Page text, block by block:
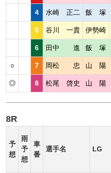
4 水崎 正二 飯 塚
5 谷川 一貴 伊勢崎
6 田中 進 飯 塚
○ 7 岡松 忠 山 陽
◎ 8 松尾 啓史 山 陽
8R
予
想
雨
予
想
車
番
選手名 LG